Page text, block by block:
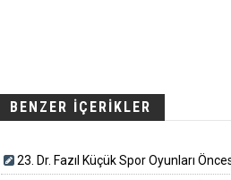
BENZER İÇERİKLER
23. Dr. Fazıl Küçük Spor Oyunları